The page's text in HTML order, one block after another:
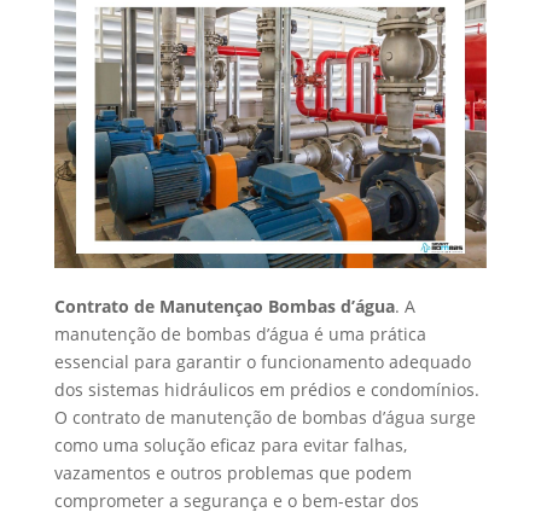
Contrato de Manutençao Bombas d’água. A
manutenção de bombas d’água é uma prática
essencial para garantir o funcionamento adequado
dos sistemas hidráulicos em prédios e condomínios.
O contrato de manutenção de bombas d’água surge
como uma solução eficaz para evitar falhas,
vazamentos e outros problemas que podem
comprometer a segurança e o bem-estar dos